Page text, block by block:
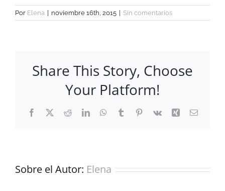
Por Elena noviembre 16th, 2015 Sin comentarios
Share This Story, Choose
Your Platform!
Facebook
X RedditLinkedInWhatsApp
TumblrPinterest
Vk Xing Correo
Sobre el Autor: Elena